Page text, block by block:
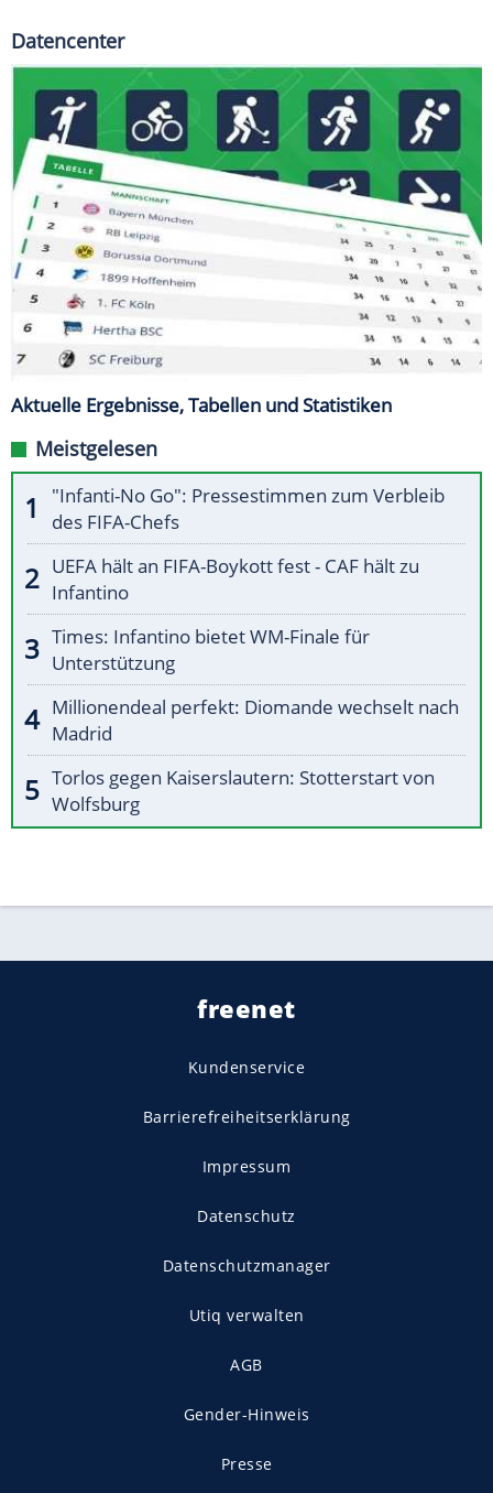
Datencenter
Aktuelle Ergebnisse, Tabellen und Statistiken
Meistgelesen
"Infanti-No Go": Pressestimmen zum Verbleib
des FIFA-Chefs
UEFA hält an FIFA-Boykott fest - CAF hält zu
Infantino
Times: Infantino bietet WM-Finale für
Unterstützung
Millionendeal perfekt: Diomande wechselt nach
Madrid
Torlos gegen Kaiserslautern: Stotterstart von
Wolfsburg
freenet
Kundenservice
Barrierefreiheitserklärung
Impressum
Datenschutz
Datenschutzmanager
Utiq verwalten
AGB
Gender-Hinweis
Presse